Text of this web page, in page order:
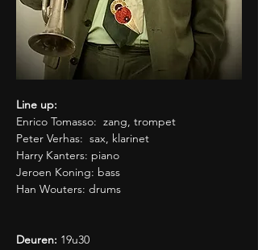
Line up:
Enrico Tomasso:  zang, trompet
Peter Verhas:  sax, klarinet
Harry Kanters: piano
Jeroen Koning: bass
Han Wouters: drums
Deuren: 19u30